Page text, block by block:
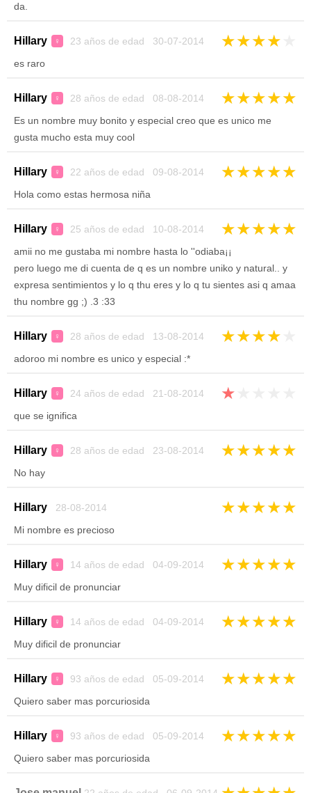
da.
Hillary ♀ 23 años de edad 30-07-2014 ★★★★
es raro
Hillary ♀ 28 años de edad 08-08-2014 ★★★★★
Es un nombre muy bonito y especial creo que es unico me
gusta mucho esta muy cool
Hillary ♀ 22 años de edad 09-08-2014 ★★★★★
Hola como estas hermosa niña
Hillary ♀ 25 años de edad 10-08-2014 ★★★★★
amii no me gustaba mi nombre hasta lo ''odiaba¡¡
pero luego me di cuenta de q es un nombre uniko y natural.. y
expresa sentimientos y lo q thu eres y lo q tu sientes asi q amaa
thu nombre gg ;) .3 :33
Hillary ♀ 28 años de edad 13-08-2014 ★★★★
adoroo mi nombre es unico y especial :*
Hillary ♀ 24 años de edad 21-08-2014 ★
que se ignifica
Hillary ♀ 28 años de edad 23-08-2014 ★★★★★
No hay
Hillary 28-08-2014 ★★★★★
Mi nombre es precioso
Hillary ♀ 14 años de edad 04-09-2014 ★★★★★
Muy dificil de pronunciar
Hillary ♀ 14 años de edad 04-09-2014 ★★★★★
Muy dificil de pronunciar
Hillary ♀ 93 años de edad 05-09-2014 ★★★★★
Quiero saber mas porcuriosida
Hillary ♀ 93 años de edad 05-09-2014 ★★★★★
Quiero saber mas porcuriosida